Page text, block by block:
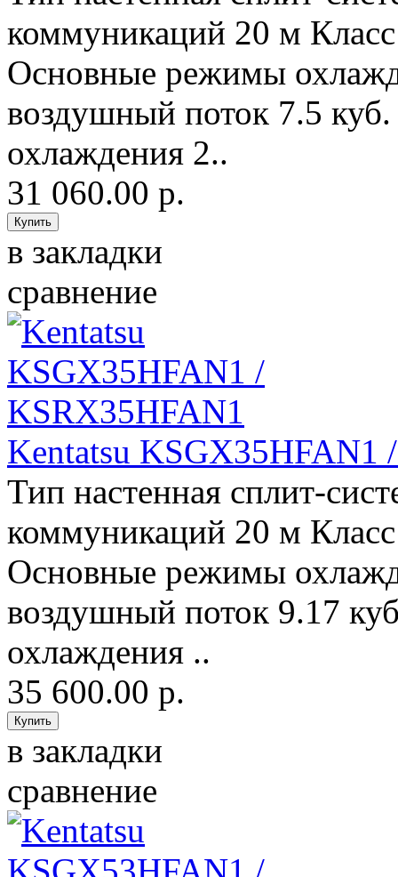
коммуникаций 20 м
Основные режимы
воздушный поток 7.5
охлаждения 2..
31 060.00 р.
в закладки
сравнение
Kentatsu KSGX35HFAN1
Тип настенная сплит-
коммуникаций 20 м
Основные режимы
воздушный поток 9.17
охлаждения ..
35 600.00 р.
в закладки
сравнение